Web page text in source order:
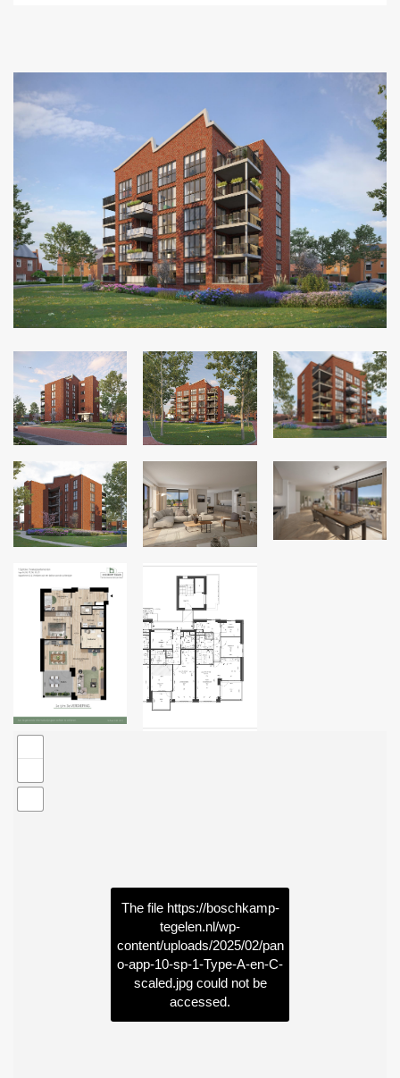
The file https://boschkamp-
tegelen.nl/wp-
content/uploads/2025/02/pan
o-app-10-sp-1-Type-A-en-C-
scaled.jpgcould not be
accessed.